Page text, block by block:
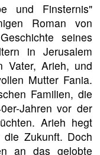
und Finsternis"
Roman von
seines
in Jerusalem
Vater, Arieh, und
Mutter Fania.
Familien, die
Jahren vor der
Arieh hegt
Zukunft. Doch
an das gelobte